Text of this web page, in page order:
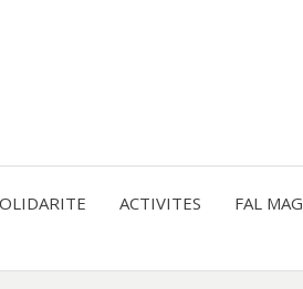
ACTIVITES FAL MAG